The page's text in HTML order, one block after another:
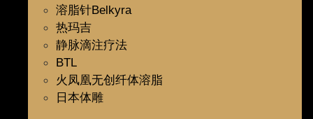
溶脂针Belkyra
热玛吉
静脉滴注疗法
BTL
火凤凰无创纤体溶脂
日本体雕